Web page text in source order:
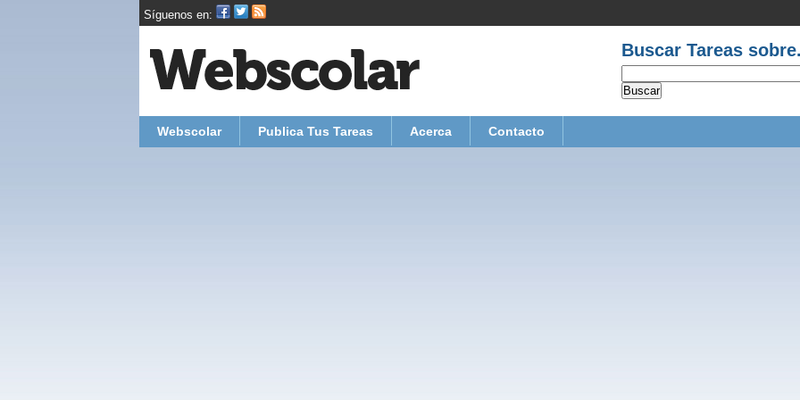
Síguenos en:
Buscar Tareas
Webscolar Publica Tus Tareas Acerca Contacto